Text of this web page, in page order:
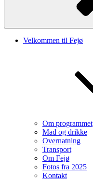
Velkommen til Fejø
Om programmet
Mad og drikke
Overnatning
Transport
Om Fejø
Fotos fra 2025
Kontakt